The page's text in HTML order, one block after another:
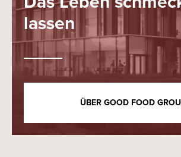
lassen
ÜBER GOOD FOOD